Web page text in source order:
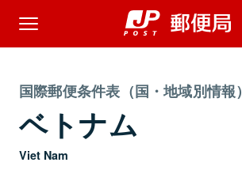
国際郵便条件表（国・地域別情報）
ベトナム
Viet Nam